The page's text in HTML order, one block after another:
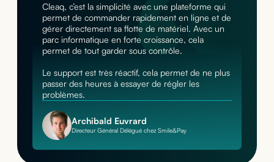
Cleaq, c’est la simplicité avec une plateforme qui
permet de commander rapidement en ligne et de
gérer directement sa flotte de matériel. Avec un
parc informatique en forte croissance, cela
permet de tout garder sous contrôle.
Le support est très réactif, cela permet de ne plus
passer des heures à essayer de régler les
problèmes.
Archibald Euvrard
Directeur Général Délégué chez Smile&Pay